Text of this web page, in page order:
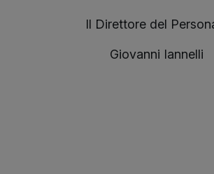
Il Direttore del
Giovanni Iannelli